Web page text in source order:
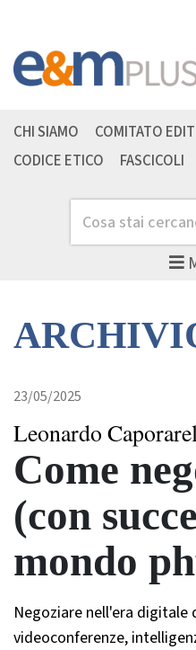
Cerca
CHI SIAMO COMITATO
CODICE ETICO
FASCICOLI
23/05/2025
Leonardo
Come
(con
mondo
Negoziare nell'era
videoconferenze,